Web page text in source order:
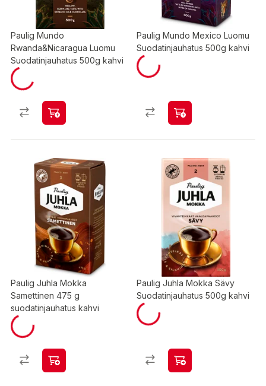
Paulig Mundo
Rwanda&Nicaragua Luomu
Suodatinjauhatus 500g kahvi
Paulig Mundo Mexico Luomu
Suodatinjauhatus 500g kahvi
Paulig Juhla Mokka
Samettinen 475 g
suodatinjauhatus kahvi
Paulig Juhla Mokka Sävy
Suodatinjauhatus 500g kahvi